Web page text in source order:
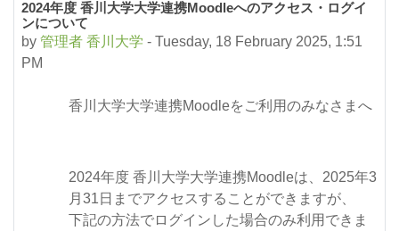
2024年度 香川大学大学連携Moodleへのアクセス・ログイ
ンについて
by 管理者 香川大学 - Tuesday, 18 February 2025, 1:51
PM
香川大学大学連携Moodleをご利用のみなさまへ
2024年度 香川大学大学連携Moodleは、2025年3
月31日までアクセスすることができますが、
下記の方法でログインした場合のみ利用できま